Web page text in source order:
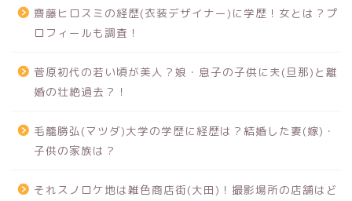
齋藤ヒロスミの経歴(衣装デザイナー)に学歴！女とは？プ
ロフィールも調査！
菅原初代の若い頃が美人？娘・息子の子供に夫(旦那)と離
婚の壮絶過去？！
毛籠勝弘(マツダ)大学の学歴に経歴は？結婚した妻(嫁)・
子供の家族は？
それスノロケ地は雑色商店街(大田)！撮影場所の店舗はど